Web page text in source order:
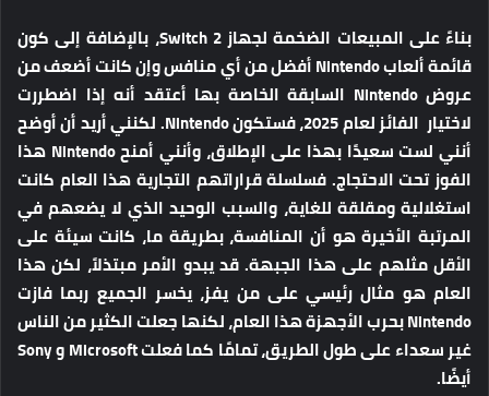
بناءً على المبيعات الضخمة لجهاز Switch 2، بالإضافة إلى كون
قائمة ألعاب Nintendo أفضل من أي منافس وإن كانت أضعف من
عروض Nintendo السابقة الخاصة بها أعتقد أنه إذا اضطررت
لاختيار الفائز لعام 2025، فستكون Nintendo. لكنني أريد أن أوضح
أنني لست سعيدًا بهذا على الإطلاق، وأنني أمنح Nintendo هذا
الفوز تحت الاحتجاج. فسلسلة قراراتهم التجارية هذا العام كانت
استغلالية ومقلقة للغاية، والسبب الوحيد الذي لا يضعهم في
المرتبة الأخيرة هو أن المنافسة، بطريقة ما، كانت سيئة على
الأقل مثلهم على هذا الجبهة. قد يبدو الأمر مبتذلاً، لكن هذا
العام هو مثال رئيسي على من يفز، يخسر الجميع ربما فازت
Nintendo بحرب الأجهزة هذا العام، لكنها جعلت الكثير من الناس
غير سعداء على طول الطريق، تمامًا كما فعلت Microsoft و Sony
أيضًا.